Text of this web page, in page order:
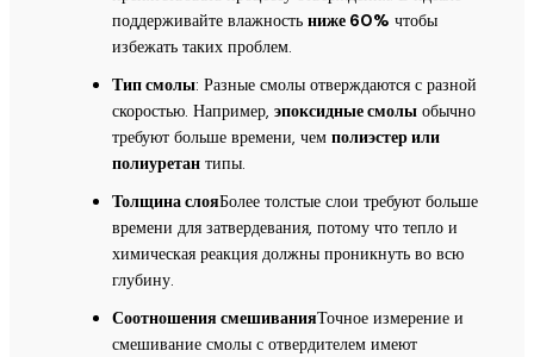
поддерживайте влажность ниже 60% чтобы
избежать таких проблем.
Тип смолы: Разные смолы отверждаются с разной
скоростью. Например, эпоксидные смолыобычно
требуют больше времени, чем полиэстер или
полиуретантипы.
Толщина слояБолее толстые слои требуют больше
времени для затвердевания, потому что тепло и
химическая реакция должны проникнуть во всю
глубину.
Соотношения смешиванияТочное измерение и
смешивание смолы с отвердителем имеют